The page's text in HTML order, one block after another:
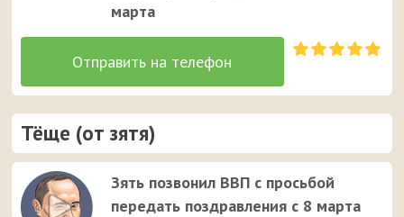
марта
Тёще (от зятя)
Зять позвонил ВВП с просьбой
передать поздравления с 8 марта